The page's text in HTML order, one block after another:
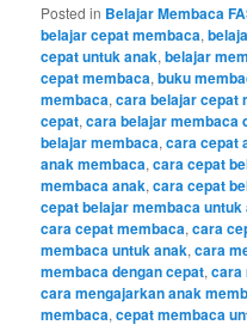
Posted in Belajar Membaca
belajar cepat membaca,
cepat untuk anak,belajar
cepat membaca,buku
membaca,cara belajar cepat
cepat,cara belajar membaca
belajar membaca,cara cepat
anak membaca,cara cepat
membaca anak,cara cepat
cepat belajar membaca untuk
cara cepat membaca,cara
membaca untuk anak,cara
membaca dengan cepat,cara
cara mengajarkan anak
membaca,cepat membaca